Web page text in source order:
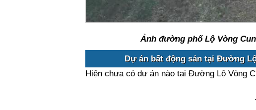
Ảnh đường phố Lộ Vòng
Dự án bất động sản tại Đường
Hiện chưa có dự án nào tại Đường Lộ Vòng